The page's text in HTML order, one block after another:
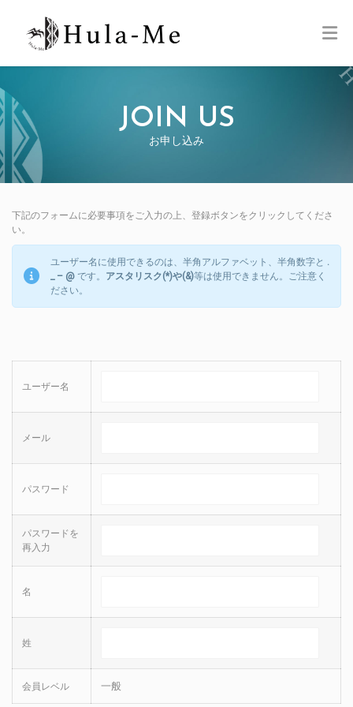
JOIN US
お申し込み
下記のフォームに必要事項をご入力の上、登録ボタンをクリックしてくださ
い。
ユーザー名に使用できるのは、半角アルファベット、半角数字と .
_ – @ です。 アスタリスク(*)や(&)等は使用できません。ご注意く
ださい。
ユーザー名
メール
パスワード
パスワードを
再入力
名
姓
会員レベル 一般